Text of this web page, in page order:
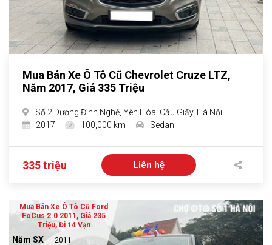
Mua Bán Xe Ô Tô Cũ Chevrolet Cruze LTZ,
Năm 2017, Giá 335 Triệu
Số 2 Dương Đình Nghệ, Yên Hòa, Cầu Giấy, Hà Nội
2017
100,000 km Sedan
335 triệu Liên hệ
Mua Bán Xe Ô Tô Cũ Ford
FoCus 2.0 2011, Giá 235
Triệu, Đi 14 Vạn
Năm SX 2011